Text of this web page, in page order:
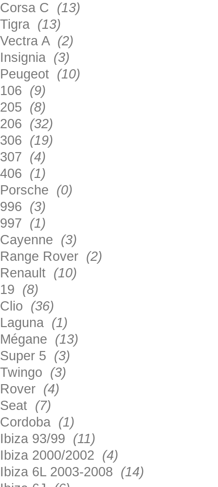
Corsa C (13)
Tigra (13)
Vectra A (2)
Insignia (3)
Peugeot (10)
106 (9)
205 (8)
206 (32)
306 (19)
307 (4)
406 (1)
Porsche (0)
996 (3)
997 (1)
Cayenne (3)
Range Rover (2)
Renault (10)
19 (8)
Clio (36)
Laguna (1)
Mégane (13)
Super 5 (3)
Twingo (3)
Rover (4)
Seat (7)
Cordoba (1)
Ibiza 93/99 (11)
Ibiza 2000/2002 (4)
Ibiza 6L 2003-2008 (14)